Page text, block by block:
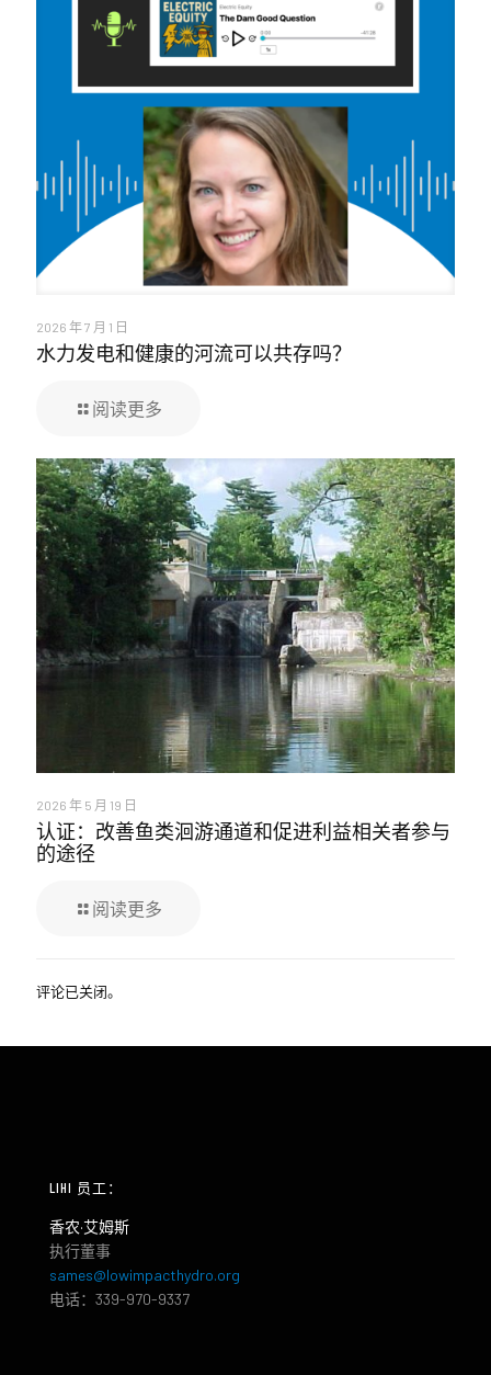
2026 年 7 月 1 日
水力发电和健康的河流可以共存吗？
阅读更多
2026 年 5 月 19 日
认证：改善鱼类洄游通道和促进利益相关者参与
的途径
阅读更多
评论已关闭。
LIHI 员工：
香农·艾姆斯
执行董事
sames@lowimpacthydro.org
电话：339-970-9337